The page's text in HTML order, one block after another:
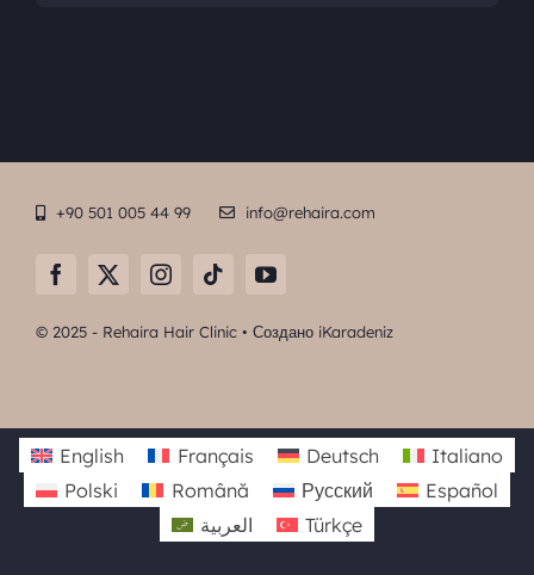
+90 501 005 44 99 info@rehaira.com
© 2025 - Rehaira Hair Clinic • Создано iKaradeniz
English Français Deutsch
Italiano
Polski
Română Русский
Español
العربية
Türkçe